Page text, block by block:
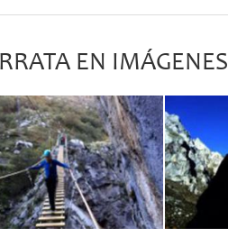
EN IMÁGENES